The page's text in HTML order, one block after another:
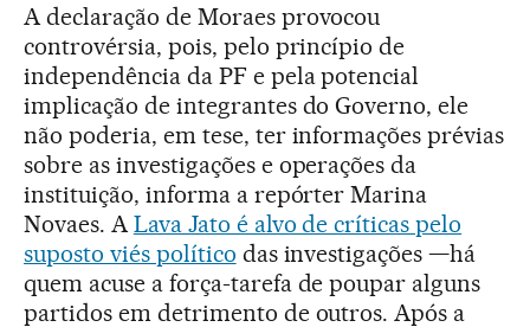
A declaração de Moraes provocou
controvérsia, pois, pelo princípio de
independência da PF e pela potencial
implicação de integrantes do Governo, ele
não poderia, em tese, ter informações prévias
sobre as investigações e operações da
instituição, informa a repórter Marina
Novaes. A Lava Jato é alvo de críticas pelo
suposto viés político das investigações —há
quem acuse a força-tarefa de poupar alguns
partidos em detrimento de outros. Após a